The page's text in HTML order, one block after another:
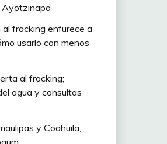
Ayotzinapa
fracking enfurece a
usarlo con menos
al fracking;
agua y consultas
y Coahuila,